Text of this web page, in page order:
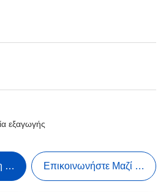
εξαγωγής
Επικοινωνήστε Μαζί Μας